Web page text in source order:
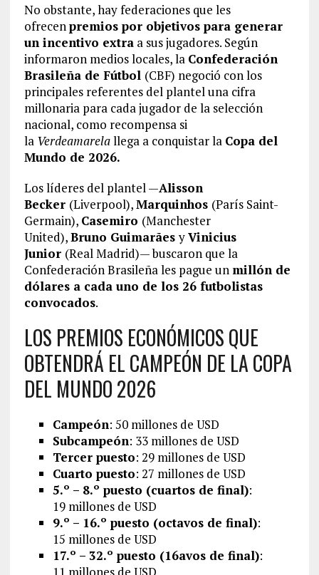
No obstante, hay federaciones que les
ofrecenpremios por objetivos para generar
un incentivo extraa sus jugadores. Según
informaron medios locales, la Confederación
Brasileña de Fútbol (CBF) negoció con los
principales referentes del plantel una cifra
millonaria para cada jugador de la selección
nacional, como recompensa si
la Verdeamarelallega a conquistar la Copa del
Mundo de 2026.
Los líderes del plantel —Alisson
Becker (Liverpool),Marquinhos (París Saint-
Germain), Casemiro (Manchester
United),Bruno GuimarãesyVinicius
Junior (Real Madrid)— buscaron que la
Confederación Brasileña les pague un millón de
dólares a cada uno de los 26 futbolistas
convocados.
LOS PREMIOS ECONÓMICOS QUE
OBTENDRÁ EL CAMPEÓN DE LA COPA
DEL MUNDO 2026
Campeón: 50 millones de USD
Subcampeón: 33 millones de USD
Tercer puesto: 29 millones de USD
Cuarto puesto: 27 millones de USD
5.º – 8.º puesto (cuartos de final):
19 millones de USD
9.º – 16.º puesto (octavos de final):
15 millones de USD
17.º – 32.º puesto (16avos de final):
11 millones de USD